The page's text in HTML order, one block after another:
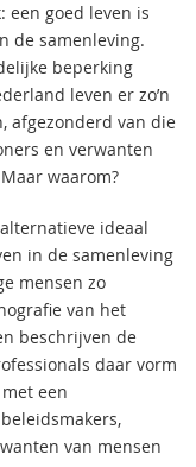
een goed leven is
de samenleving.
beperking
leven er zo’n
afgezonderd van die
en verwanten
Maar waarom?
ideaal
in de samenleving
mensen zo
van het
beschrijven de
daar vorm
een
van mensen